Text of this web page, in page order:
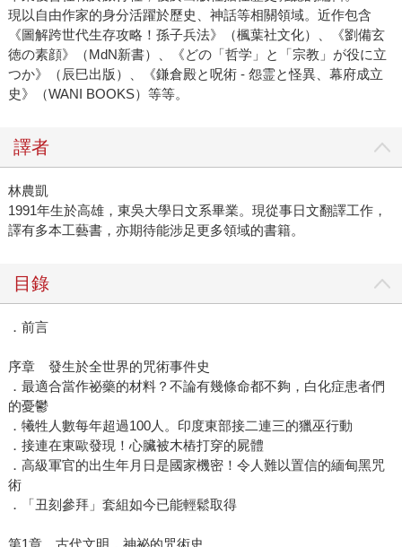
現以自由作家的身分活躍於歷史、神話等相關領域。近作包含
《圖解跨世代生存攻略！孫子兵法》（楓葉社文化）、《劉備玄
徳の素顔》（MdN新書）、《どの「哲学」と「宗教」が役に立
つか》（辰巳出版）、《鎌倉殿と呪術 - 怨霊と怪異、幕府成立
史》（WANI BOOKS）等等。
譯者
林農凱
1991年生於高雄，東吳大學日文系畢業。現從事日文翻譯工作，
譯有多本工藝書，亦期待能涉足更多領域的書籍。
目錄
．前言
序章 發生於全世界的咒術事件史
．最適合當作祕藥的材料？不論有幾條命都不夠，白化症患者們
的憂鬱
．犧牲人數每年超過100人。印度東部接二連三的獵巫行動
．接連在東歐發現！心臟被木樁打穿的屍體
．高級軍官的出生年月日是國家機密！令人難以置信的緬甸黑咒
術
．「丑刻參拜」套組如今已能輕鬆取得